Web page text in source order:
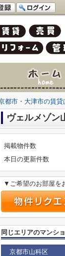
都市・大津市の賃
ヴェルメゾン
掲載物件数
本日の更新件数
▼ご希望のお部屋を
同じエリアのマンシ
京都市山科区